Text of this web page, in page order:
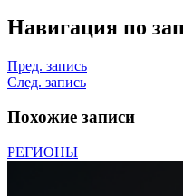
Навигация по
Пред. запись
След. запись
Похожие записи
РЕГИОНЫ